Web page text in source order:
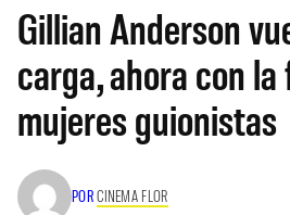
Gillian Anderson
carga, ahora con
mujeres guionistas
PORCINEMA FLOR